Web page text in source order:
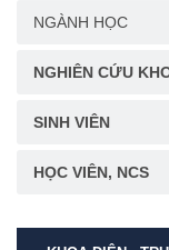
NGÀNH HỌC
NGHIÊN CỨU
SINH VIÊN
HỌC VIÊN, NCS